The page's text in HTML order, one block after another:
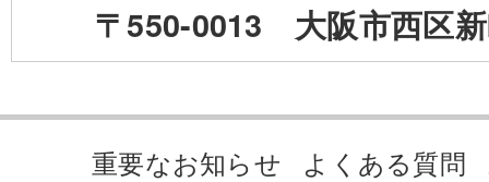
〒550-0013 大阪市西区
重要なお知らせ よくある質問